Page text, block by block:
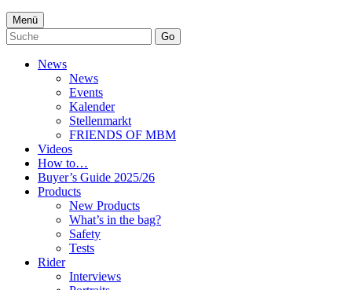
Menü
Go
News
News
Events
Kalender
Stellenmarkt
FRIENDS OF MBM
Videos
How to…
Buyer’s Guide 2025/26
Products
New Products
What’s in the bag?
Safety
Tests
Rider
Interviews